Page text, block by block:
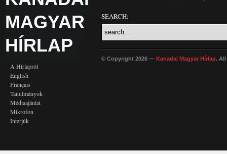
MAGYAR
HÍRLAP
A Hírlapról
English
Français
Tanulmányok
Médiaajánlat
Mikrofon
Interjúk
SEARCH:
© Copyright 2026 — Kanadai Magyar Hírlap. All